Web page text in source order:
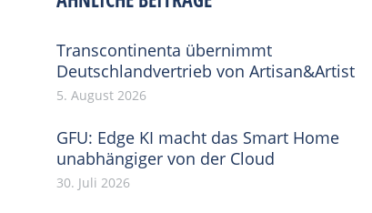
Transcontinenta übernimmt
Deutschlandvertrieb von Artisan&Artist
5. August 2026
GFU: Edge KI macht das Smart Home
unabhängiger von der Cloud
30. Juli 2026